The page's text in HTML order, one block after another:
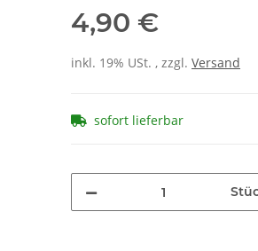
4,90 €
inkl. 19% USt. , zzgl. Versand
sofort lieferbar